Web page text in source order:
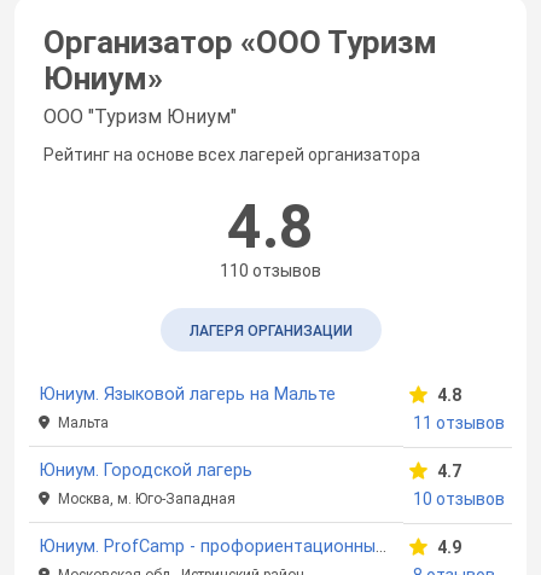
Организатор «ООО Туризм
Юниум»
ООО "Туризм Юниум"
Рейтинг на основе всех лагерей организатора
4.8
110 отзывов
ЛАГЕРЯ ОРГАНИЗАЦИИ
Юниум. Языковой лагерь на Мальте
Мальта
4.8
11 отзывов
Юниум. Городской лагерь
Москва, м. Юго-Западная
4.7
10 отзывов
Юниум. ProfCamp - профориентационный лагерь
4.9